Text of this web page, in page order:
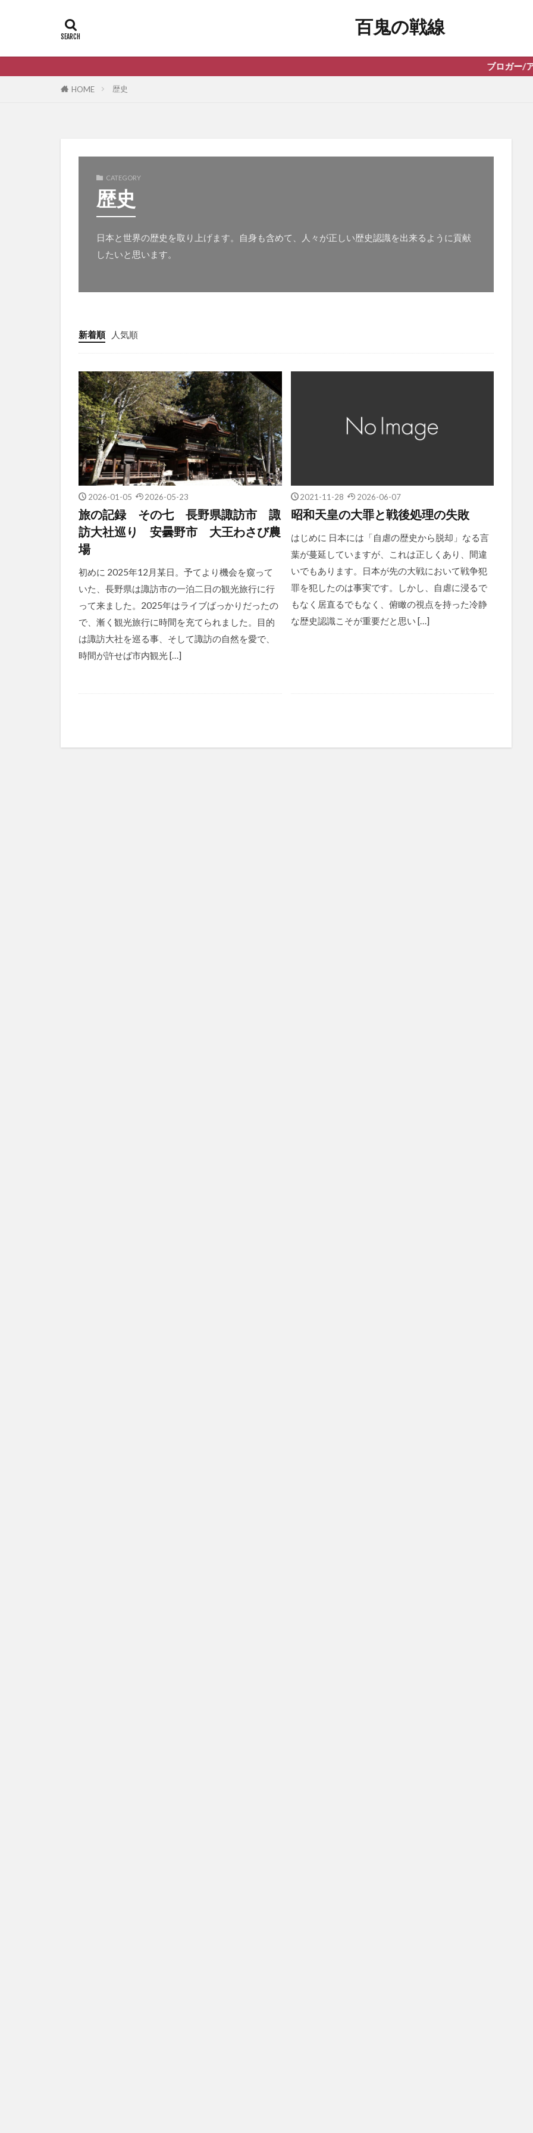
百鬼の戦線
ブロガー/アフィリエイタ
HOME 歴史
CATEGORY
歴史
日本と世界の歴史を取り上げます。自身も含めて、人々が正しい歴史認識を出来るように貢献
したいと思います。
新着順 人気順
2026-01-05 2026-05-23
旅の記録 その七 長野県諏訪市 諏
訪大社巡り 安曇野市 大王わさび農
場
初めに 2025年12月某日。予てより機会を窺って
いた、長野県は諏訪市の一泊二日の観光旅行に行
って来ました。2025年はライブばっかりだったの
で、漸く観光旅行に時間を充てられました。目的
は諏訪大社を巡る事、そして諏訪の自然を愛で、
時間が許せば市内観光 […]
2021-11-28 2026-06-07
昭和天皇の大罪と戦後処理の失敗
はじめに 日本には「自虐の歴史から脱却」なる言
葉が蔓延していますが、これは正しくあり、間違
いでもあります。日本が先の大戦において戦争犯
罪を犯したのは事実です。しかし、自虐に浸るで
もなく居直るでもなく、俯瞰の視点を持った冷静
な歴史認識こそが重要だと思い […]